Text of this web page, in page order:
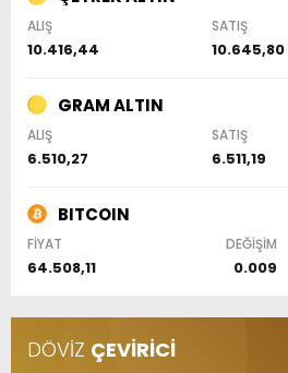
ALIŞ SATIŞ
10.416,44 10.645,80
GRAM ALTIN
ALIŞ SATIŞ
6.510,27 6.511,19
BITCOIN
FİYAT DEĞİŞİM
64.508,11 0.009
DÖVİZ ÇEVİRİCİ